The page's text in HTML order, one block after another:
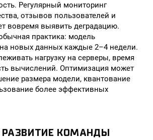
Регулярный мониторинг
отзывов пользователей и
вовремя выявить деградацию.
практика: модель
на новых данных каждые 2–4 недели.
нагрузку на серверы, время
вычислений. Оптимизация может
размера модели, квантование
более эффективных
РАЗВИТИЕ КОМАНДЫ